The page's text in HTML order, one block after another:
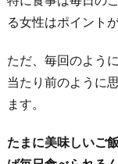
い
て
げ
る
友
る女性はポイント
ただ、毎回のよう
当たり前のように
ます。
たまに美味しいご